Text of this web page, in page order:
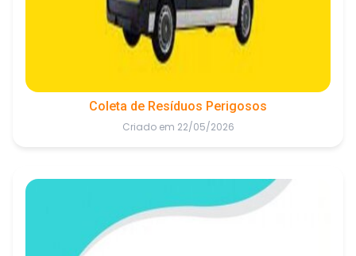
Coleta de Resíduos Perigosos
Criado em 22/05/2026